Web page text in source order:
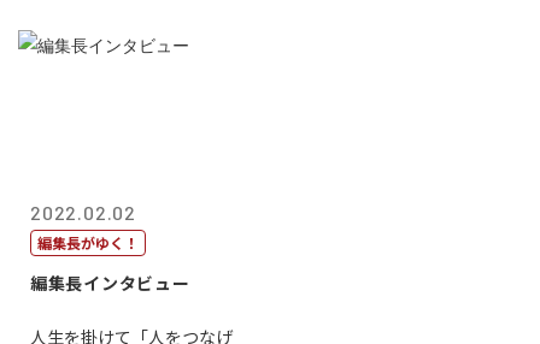
2022.02.02
編集長がゆく！
編集長インタビュー
人生を掛けて「人をつなげ